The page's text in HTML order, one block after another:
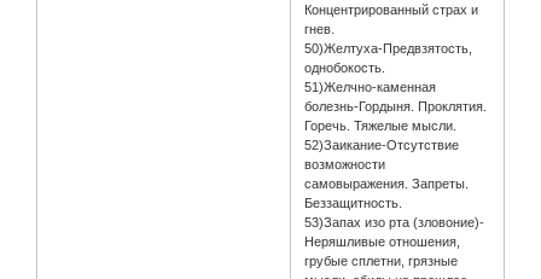
Концентрированный страх и
гнев.
50)Желтуха-Предвзятость,
однобокость.
51)Желчно-каменная
болезнь-Гордыня. Проклятия.
Горечь. Тяжелые мысли.
52)Заикание-Отсутствие
возможности
самовыражения. Запреты.
Беззащитность.
53)Запах изо рта (зловоние)-
Неряшливые отношения,
грубые сплетни, грязные